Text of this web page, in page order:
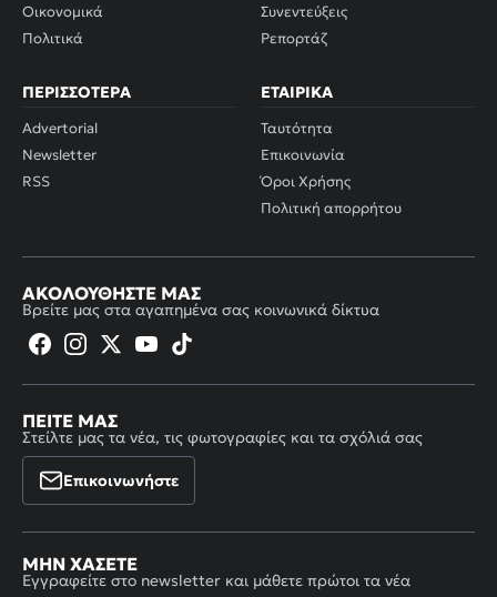
Οικονομικά
Πολιτικά
Συνεντεύξεις
Ρεπορτάζ
ΠΕΡΙΣΣΌΤΕΡΑ
Advertorial
Newsletter
RSS
ΕΤΑΙΡΙΚΆ
Ταυτότητα
Επικοινωνία
Όροι Χρήσης
Πολιτική απορρήτου
ΑΚΟΛΟΥΘΉΣΤΕ ΜΑΣ
Βρείτε μας στα αγαπημένα σας κοινωνικά δίκτυα
ΠΕΊΤΕ ΜΑΣ
Στείλτε μας τα νέα, τις φωτογραφίες και τα σχόλιά σας
Επικοινωνήστε
ΜΗΝ ΧΆΣΕΤΕ
Εγγραφείτε στο newsletter και μάθετε πρώτοι τα νέα